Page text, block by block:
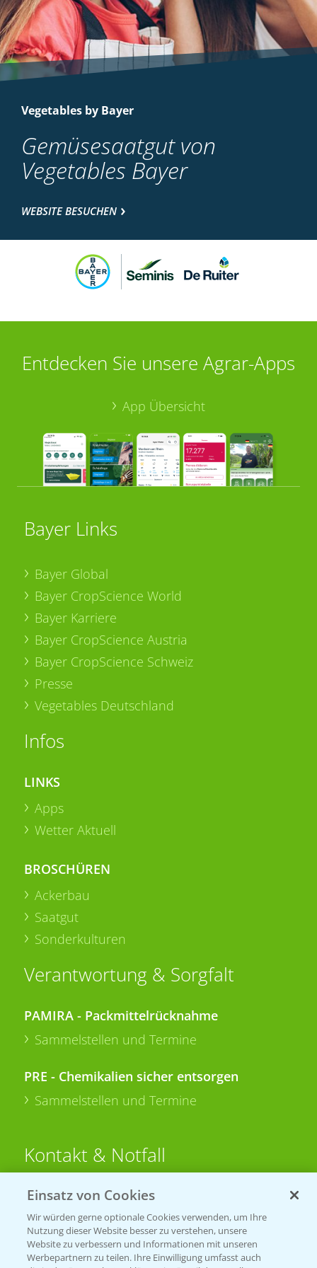
Vegetables by Bayer
Gemüsesaatgut von
Vegetables Bayer
WEBSITE BESUCHEN
Entdecken Sie unsere Agrar-Apps
App Übersicht
Bayer Links
Bayer Global
Bayer CropScience World
Bayer Karriere
Bayer CropScience Austria
Bayer CropScience Schweiz
Presse
Vegetables Deutschland
Infos
LINKS
Apps
Wetter Aktuell
BROSCHÜREN
Ackerbau
Saatgut
Sonderkulturen
Verantwortung & Sorgfalt
PAMIRA - Packmittelrücknahme
Sammelstellen und Termine
PRE - Chemikalien sicher entsorgen
Sammelstellen und Termine
Kontakt & Notfall
Beratung auf WhatsApp
T.+49 (0)174 346 564 1
KONTAKT
Einsatz von Cookies
Wir würden gerne optionale Cookies verwenden, um Ihre
Nutzung dieser Website besser zu verstehen, unsere
Website zu verbessern und Informationen mit unseren
Werbepartnern zu teilen. Ihre Einwilligung umfasst auch